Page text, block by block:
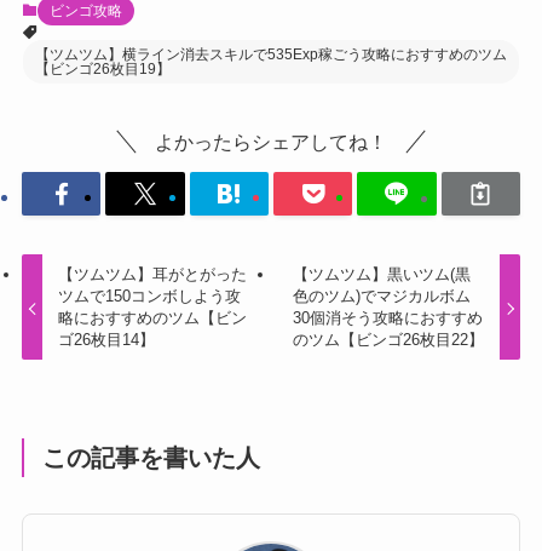
ビンゴ攻略
【ツムツム】横ライン消去スキルで535Exp稼ごう攻略におすすめのツム
【ビンゴ26枚目19】
よかったらシェアしてね！
【ツムツム】耳がとがった
ツムで150コンボしよう攻
略におすすめのツム【ビン
ゴ26枚目14】
【ツムツム】黒いツム(黒
色のツム)でマジカルボム
30個消そう攻略におすすめ
のツム【ビンゴ26枚目22】
この記事を書いた人